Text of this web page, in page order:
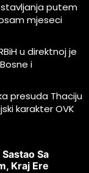
putem
mjeseci
u direktnoj je
i
presuda Thaciju
karakter OVK
Sa
Kraj Ere